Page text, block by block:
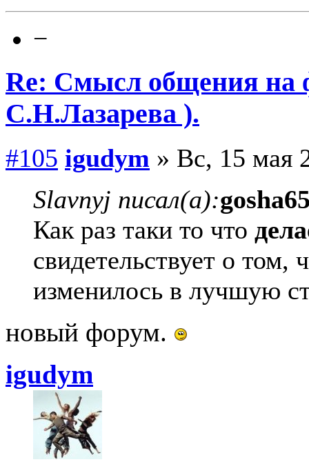
−
Re: Смысл общения на
С.Н.Лазарева ).
#105 igudym » Вс, 15 мая
Slavnyj писал(а):
Как раз таки то что
свидетельствует о том,
изменилось в лучшую
новый форум.
igudym